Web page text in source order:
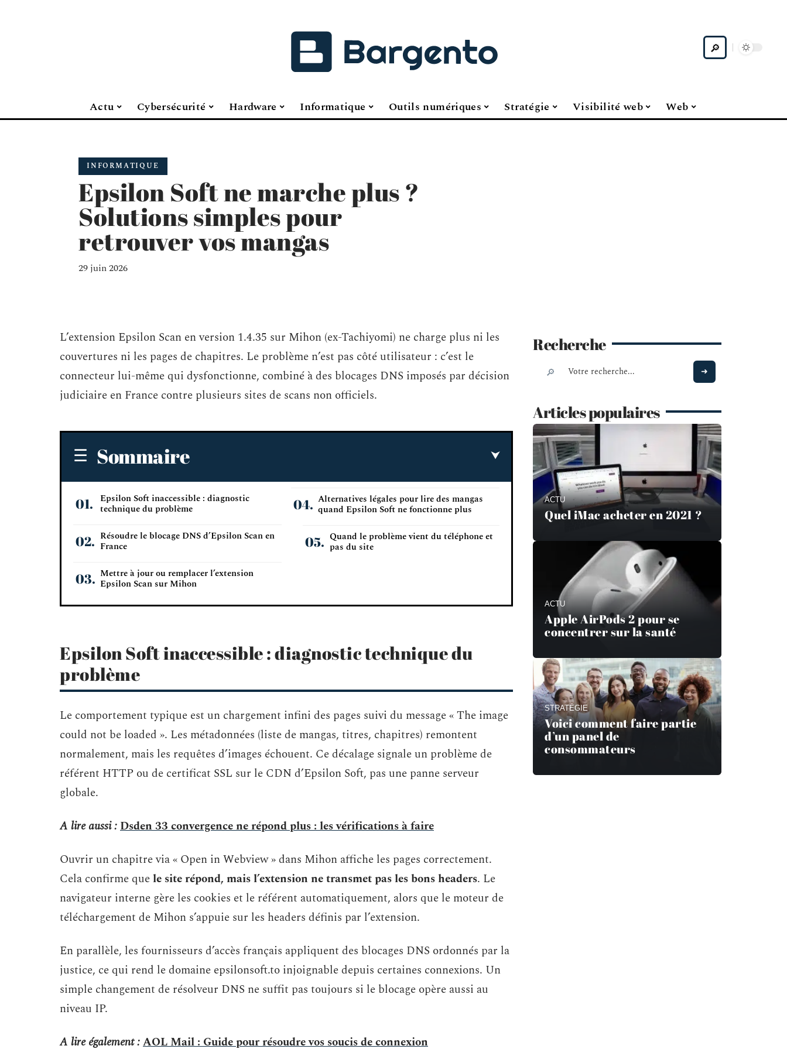
Actu Cybersécurité Hardware Informatique Outils numériques Stratégie Visibilité web Web
INFORMATIQUE
Epsilon Soft ne marche plus ?
Solutions simples pour
retrouver vos mangas
29 juin 2026
L’extension Epsilon Scan en version 1.4.35 sur Mihon (ex-Tachiyomi) ne charge plus ni les
couvertures ni les pages de chapitres. Le problème n’est pas côté utilisateur : c’est le
connecteur lui-même qui dysfonctionne, combiné à des blocages DNS imposés par décision
judiciaire en France contre plusieurs sites de scans non officiels.
Sommaire
Epsilon Soft inaccessible : diagnostic
technique du problème
Résoudre le blocage DNS d’Epsilon Scan en
France
Mettre à jour ou remplacer l’extension
Epsilon Scan sur Mihon
Alternatives légales pour lire des mangas
quand Epsilon Soft ne fonctionne plus
Quand le problème vient du téléphone et
pas du site
Epsilon Soft inaccessible : diagnostic technique du
problème
Le comportement typique est un chargement infini des pages suivi du message « The image
could not be loaded ». Les métadonnées (liste de mangas, titres, chapitres) remontent
normalement, mais les requêtes d’images échouent. Ce décalage signale un problème de
référent HTTP ou de certificat SSL sur le CDN d’Epsilon Soft, pas une panne serveur
globale.
A lire aussi :Dsden 33 convergence ne répond plus : les vérifications à faire
Ouvrir un chapitre via « Open in Webview » dans Mihon affiche les pages correctement.
Cela confirme quele site répond, mais l’extension ne transmet pas les bons headers. Le
navigateur interne gère les cookies et le référent automatiquement, alors que le moteur de
téléchargement de Mihon s’appuie sur les headers définis par l’extension.
En parallèle, les fournisseurs d’accès français appliquent des blocages DNS ordonnés par la
justice, ce qui rend le domaine epsilonsoft.to injoignable depuis certaines connexions. Un
simple changement de résolveur DNS ne suffit pas toujours si le blocage opère aussi au
niveau IP.
A lire également :AOL Mail : Guide pour résoudre vos soucis de connexion
Recherche
Articles populaires
ACTU
Quel iMac acheter en 2021 ?
ACTU
Apple AirPods 2 pour se
concentrer sur la santé
STRATÉGIE
Voici comment faire partie
d’un panel de
consommateurs